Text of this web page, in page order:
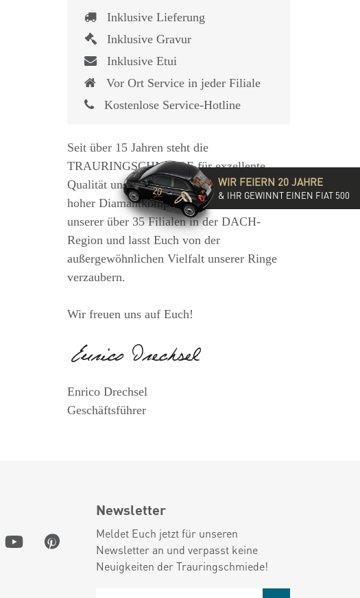
1.825,- €
Inklusive Lieferung
Inklusive Gravur
Inklusive Etui
Vor Ort Service in jeder Filiale
Kostenlose Service-Hotline
Seit über 15 Jahren steht die
TRAURINGSCHMIEDE für exzellente
Qualität und hochwertige Beratung mit
hoher Diamantkompetenz. Besucht eine
unserer über 35 Filialen in der DACH-
Region und lasst Euch von der
außergewöhnlichen Vielfalt unserer Ringe
verzaubern.
Wir freuen uns auf Euch!
Enrico Drechsel
Geschäftsführer
Newsletter
Meldet Euch jetzt für unseren
Newsletter an und verpasst keine
Neuigkeiten der Trauringschmiede!
WIR FEIERN 20 JAHRE
& IHR GEWINNT EINEN FIAT 500